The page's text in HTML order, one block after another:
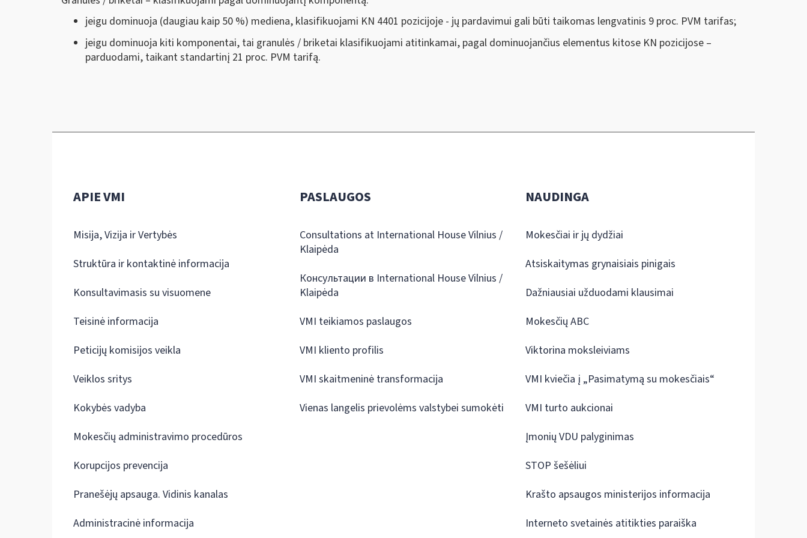
jeigu dominuoja (daugiau kaip 50 %) mediena, klasifikuojami KN 4401 pozicijoje - jų pardavimui gali būti taikomas lengvatinis 9 proc. PVM tarifas;
jeigu dominuoja kiti komponentai, tai granulės / briketai klasifikuojami atitinkamai, pagal dominuojančius elementus kitose KN pozicijose –
parduodami, taikant standartinį 21 proc. PVM tarifą.
APIE VMI
Misija, Vizija ir Vertybės
Struktūra ir kontaktinė informacija
Konsultavimasis su visuomene
Teisinė informacija
Peticijų komisijos veikla
Veiklos sritys
Kokybės vadyba
Mokesčių administravimo procedūros
Korupcijos prevencija
Pranešėjų apsauga. Vidinis kanalas
Administracinė informacija
PASLAUGOS
Consultations at International House Vilnius /
Klaipėda
Консультации в International House Vilnius /
Klaipėda
VMI teikiamos paslaugos
VMI kliento profilis
VMI skaitmeninė transformacija
Vienas langelis prievolėms valstybei sumokėti
NAUDINGA
Mokesčiai ir jų dydžiai
Atsiskaitymas grynaisiais pinigais
Dažniausiai užduodami klausimai
Mokesčių ABC
Viktorina moksleiviams
VMI kviečia į „Pasimatymą su mokesčiais“
VMI turto aukcionai
Įmonių VDU palyginimas
STOP šešėliui
Krašto apsaugos ministerijos informacija
Interneto svetainės atitikties paraiška